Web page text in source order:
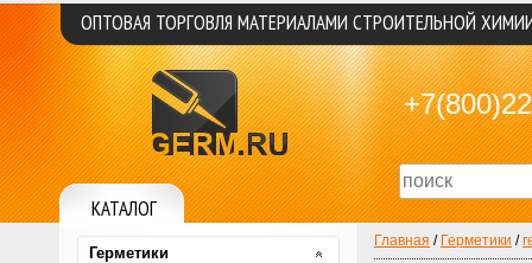
Главная / Герметики /
Герметики
ОПТОВАЯ ТОРГОВЛЯ МАТЕРИАЛАМИ СТРОИТЕЛЬНОЙ
КАТАЛОГ